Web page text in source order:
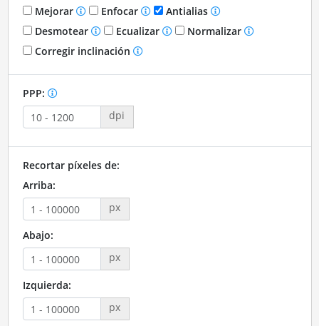
Mejorar Enfocar
Antialias
Desmotear
Ecualizar
Normalizar
Corregir inclinación
PPP:
dpi
Recortar píxeles de:
Arriba:
px
Abajo:
px
Izquierda:
px